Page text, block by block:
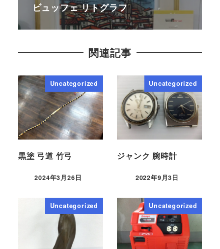
ビュッフェ リトグラフ
関連記事
Uncategorized
黒塗 弓道 竹弓
2024年3月26日
Uncategorized
ジャンク 腕時計
2022年9月3日
Uncategorized Uncategorized